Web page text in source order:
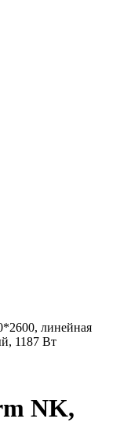
линейная
1187 Вт
NK,